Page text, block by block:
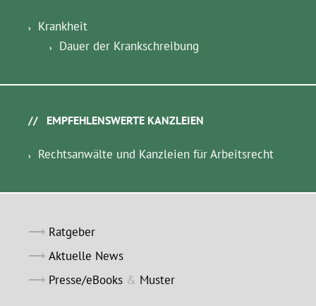
Krankheit
Dauer der Krankschreibung
EMPFEHLENSWERTE KANZLEIEN
Rechtsanwälte und Kanzleien für Arbeitsrecht
Ratgeber
Aktuelle News
Presse/eBooks & Muster